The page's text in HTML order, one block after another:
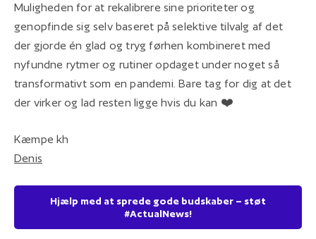
Muligheden for at rekalibrere sine prioriteter og
genopfinde sig selv baseret på selektive tilvalg af det
der gjorde én glad og tryg førhen kombineret med
nyfundne rytmer og rutiner opdaget under noget så
transformativt som en pandemi. Bare tag for dig at det
der virker og lad resten ligge hvis du kan ❤️
Kæmpe kh
Denis
Hjælp med at sprede gode budskaber – støt
#ActualNews!